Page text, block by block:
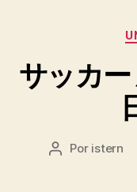
サッカ
Autor
Por istern